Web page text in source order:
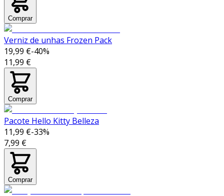
Comprar
Verniz de unhas Frozen Pack
19,99 €-40%
11,99 €
Comprar
Pacote Hello Kitty Belleza
11,99 €-33%
7,99 €
Comprar